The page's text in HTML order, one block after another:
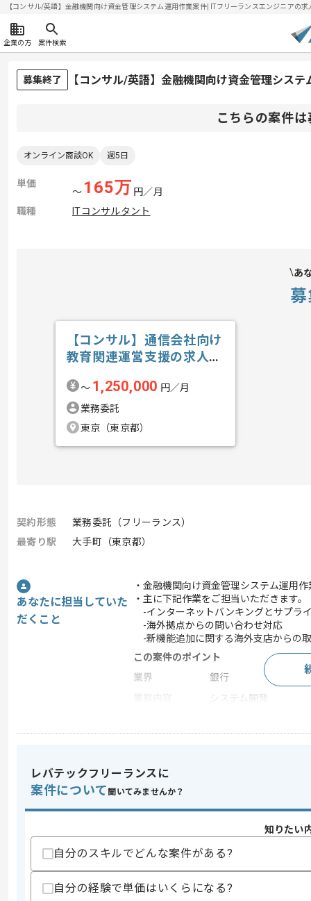
【コンサル/英語】金融機関向け資金管理システム運用作業案件| ITフリーランスエンジニアの
企業の方 案件検索
募集終了 【コンサル/英語】金融機関向け資金管理シス
こちらの案件
オンライン商談OK 週5日
単価
〜 165万 円／月
職種
ITコンサルタント
あ
【コンサル】通信会社向け
教育関連運営支援の求人・
〜 1,250,000 円／月
業務委託
東京（東京都）
契約形態
業務委託（フリーランス）
最寄り駅
大手町（東京都）
あなたに担当していた
だくこと
・金融機関向け資金管理システム運用
・主に下記作業をご担当いただきます。
-インターネットバンキングとサプラ
-海外拠点からの問い合わせ対応
-新機能追加に関する海外支店からの
この案件のポイント
業界
銀行
システム開発
スキル
求めるスキル
・ビジネスレベルの英語の実務経験
スキルに不安がある方へ
上記に似た経験やスキルをお持ちであれば申
レバテックフリーランスに
案件について 聞いてみませんか？
知りたい
自分のスキルでどんな案件がある?
自分の経験で単価はいくらになる?